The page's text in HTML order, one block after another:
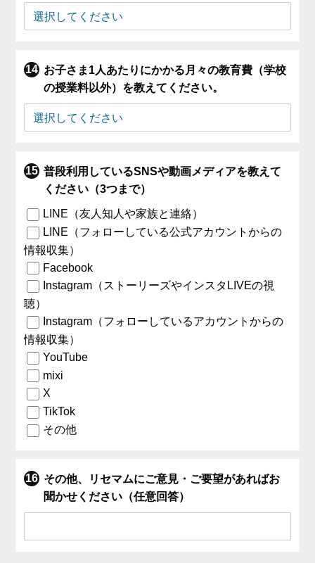
お子さま1人あたりにかかる月々の教育費（学校
の授業料以外）を教えてください。
普段利用しているSNSや動画メディアを教えて
ください（3つまで）
LINE（友人知人や家族と連絡）
LINE（フォローしている公式アカウントからの
情報収集）
Facebook
Instagram（ストーリーズやインスタLIVEの視
聴）
Instagram（フォローしているアカウントからの
情報収集）
YouTube
mixi
X
TikTok
その他
その他、リセマムにご意見・ご要望があればお
聞かせください（任意回答）